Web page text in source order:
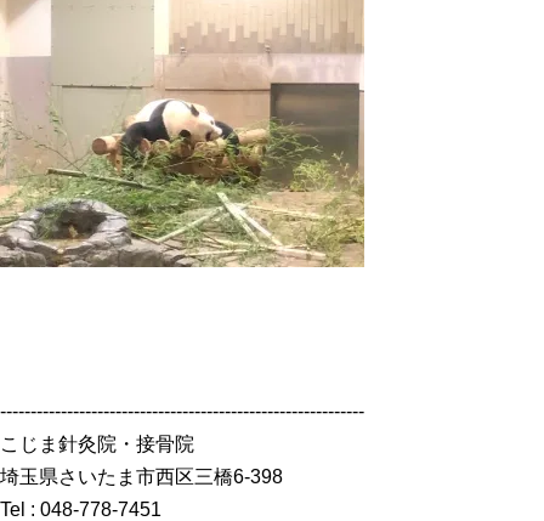
------------------------------------------------------------
こじま針灸院・接骨院
埼玉県さいたま市西区三橋6-398
Tel : 048-778-7451